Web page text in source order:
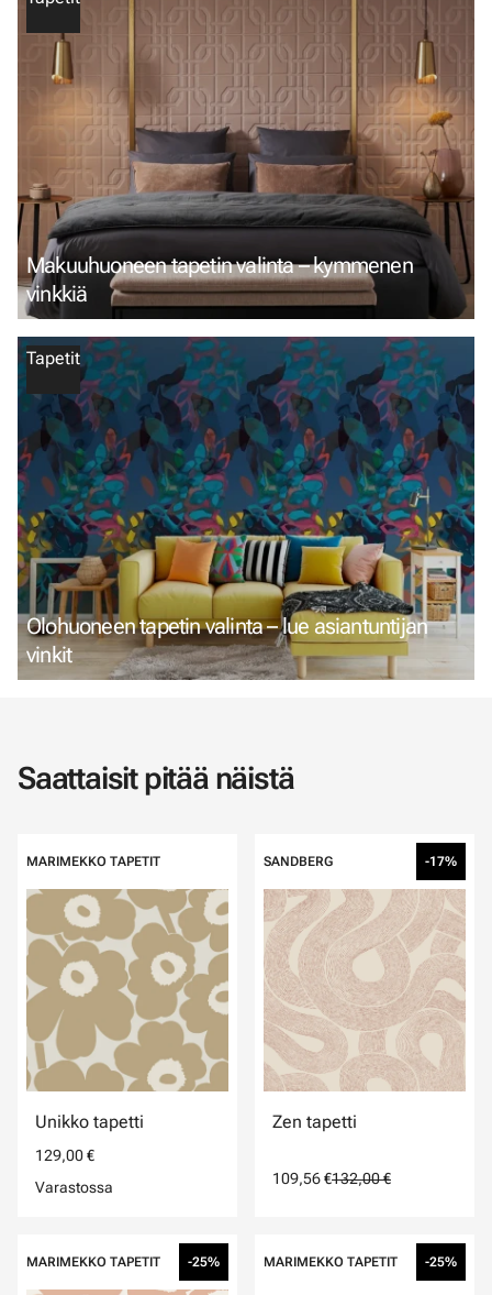
Makuuhuoneen tapetin valinta – kymmenen
vinkkiä
Tapetit
Olohuoneen tapetin valinta – lue asiantuntijan
vinkit
Saattaisit pitää näistä
MARIMEKKO TAPETIT
Unikko tapetti
129,00 €
Varastossa
SANDBERG -17%
Zen tapetti
109,56 €132,00 €
MARIMEKKO TAPETIT -25% MARIMEKKO TAPETIT -25%